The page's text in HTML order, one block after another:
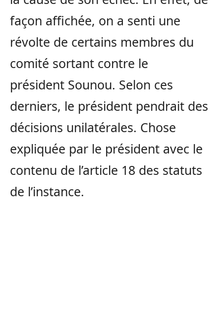
façon affichée, on a senti une
révolte de certains membres du
comité sortant contre le
président Sounou. Selon ces
derniers, le président pendrait des
décisions unilatérales. Chose
expliquée par le président avec le
contenu de l’article 18 des statuts
de l’instance.